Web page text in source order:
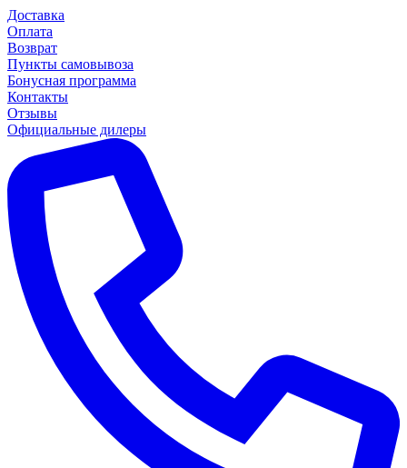
Доставка
Оплата
Возврат
Пункты самовывоза
Бонусная программа
Контакты
Отзывы
Официальные дилеры